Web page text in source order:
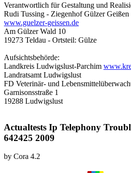
Verantwortlich für Gestaltung und
Rudi Tussing - Ziegenhof Gülzer Geißen
www.guelzer-geissen.de
Am Gülzer Wald 10
19273 Teldau - Ortsteil: Gülze
Aufsichtsbehörde:
Landkreis Ludwigslust-Parchim
Landratsamt Ludwigslust
FD Veterinär- und
Garnisonsstraße 1
19288 Ludwigslust
Actualtests Ip Telephony
642425 2009
by Cora 4.2